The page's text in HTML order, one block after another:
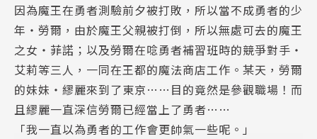
因為魔王在勇者測驗前夕被打敗，所以當不成勇者的少
年‧勞爾，由於魔王父親被打倒，所以無處可去的魔王
之女‧菲諾；以及勞爾在唸勇者補習班時的競爭對手‧
艾莉等三人，一同在王都的魔法商店工作。某天，勞爾
的妹妹‧繆麗來到了東京……目的竟然是參觀職場！而
且繆麗一直深信勞爾已經當上了勇者……
「我一直以為勇者的工作會更帥氣一些呢。」